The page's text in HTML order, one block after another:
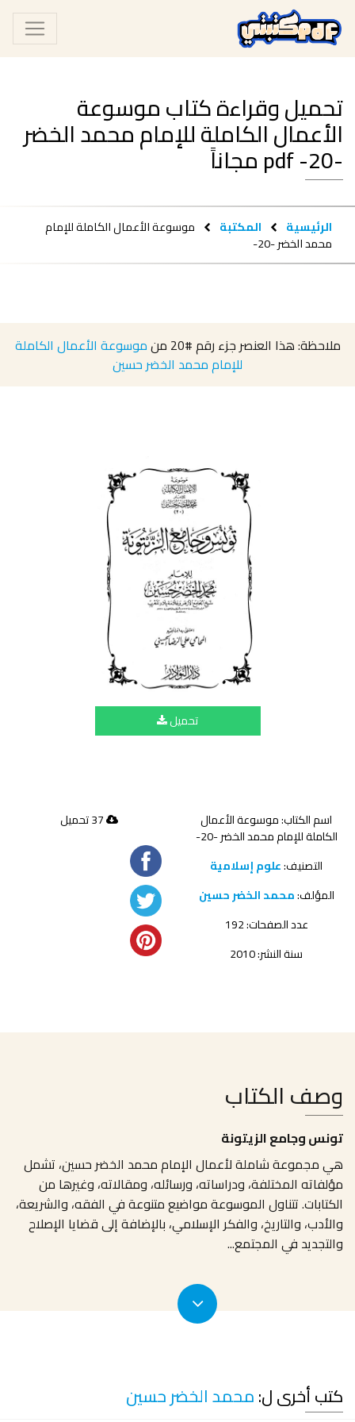
تحميل وقراءة كتاب موسوعة
الأعمال الكاملة للإمام محمد الخضر
-20- pdf مجاناً
الرئيسية المكتبة موسوعة الأعمال الكاملة للإمام
محمد الخضر -20-
ملاحظة: هذا العنصر جزء رقم#20 منموسوعة الأعمال الكاملة
للإمام محمد الخضر حسين
تحميل
اسم الكتاب: موسوعة الأعمال
الكاملة للإمام محمد الخضر -20-
التصنيف:علوم إسلامية
المؤلف:محمد الخضر حسين
عدد الصفحات: 192
سنة النشر: 2010
وصف الكتاب
تونس وجامع الزيتونة
هي مجموعة شاملة لأعمال الإمام محمد الخضر حسين، تشمل
مؤلفاته المختلفة، ودراساته، ورسائله، ومقالاته، وغيرها من
الكتابات. تتناول الموسوعة مواضيع متنوعة في الفقه، والشريعة،
والأدب، والتاريخ، والفكر الإسلامي، بالإضافة إلى قضايا الإصلاح
والتجديد في المجتمع...
كتب أخرى ل:محمد الخضر حسين